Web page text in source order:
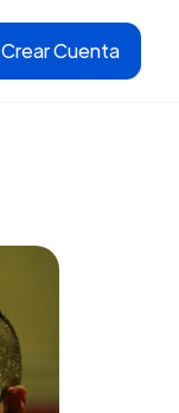
Crear Cuenta